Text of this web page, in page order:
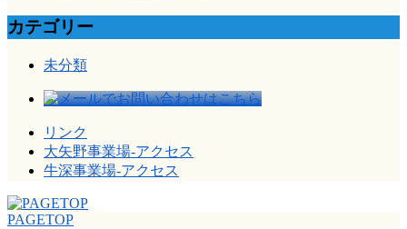
カテゴリー
未分類
リンク
大矢野事業場-アクセス
牛深事業場-アクセス
PAGETOP